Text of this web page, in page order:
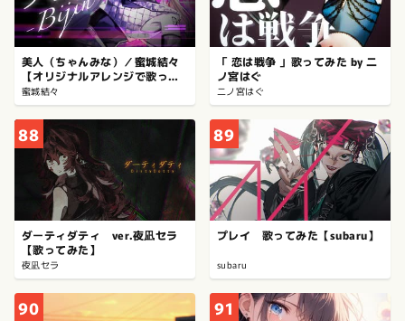
美人（ちゃんみな）／蜜城結々
【オリジナルアレンジで歌って
みた】〔お覚悟を〕
蜜城結々
「 恋は戦争 」歌ってみた by 二
ノ宮はぐ
二ノ宮はぐ
88
ダーティダティ ver.夜凪セラ
【歌ってみた】
夜凪セラ
89
プレイ 歌ってみた【subaru】
subaru
90 91